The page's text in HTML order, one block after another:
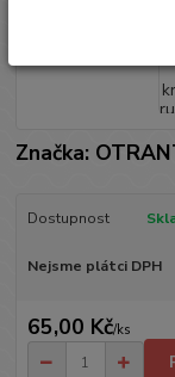
Značka:
Dostupnost
Nejsme plátci DPH
65,00 Kč/ks